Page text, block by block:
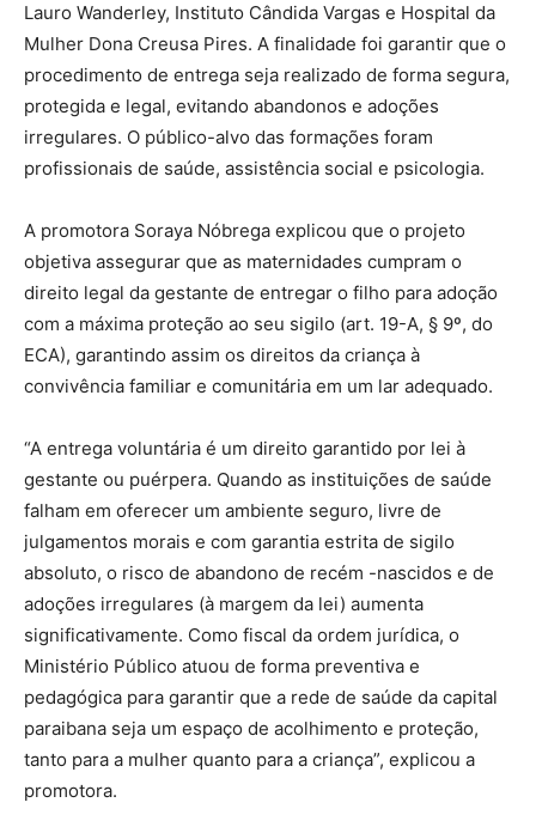
Lauro Wanderley, Instituto Cândida Vargas e Hospital da
Mulher Dona Creusa Pires. A finalidade foi garantir que o
procedimento de entrega seja realizado de forma segura,
protegida e legal, evitando abandonos e adoções
irregulares. O público-alvo das formações foram
profissionais de saúde, assistência social e psicologia.
A promotora Soraya Nóbrega explicou que o projeto
objetiva assegurar que as maternidades cumpram o
direito legal da gestante de entregar o filho para adoção
com a máxima proteção ao seu sigilo (art. 19-A, § 9º, do
ECA), garantindo assim os direitos da criança à
convivência familiar e comunitária em um lar adequado.
“A entrega voluntária é um direito garantido por lei à
gestante ou puérpera. Quando as instituições de saúde
falham em oferecer um ambiente seguro, livre de
julgamentos morais e com garantia estrita de sigilo
absoluto, o risco de abandono de recém -nascidos e de
adoções irregulares (à margem da lei) aumenta
significativamente. Como fiscal da ordem jurídica, o
Ministério Público atuou de forma preventiva e
pedagógica para garantir que a rede de saúde da capital
paraibana seja um espaço de acolhimento e proteção,
tanto para a mulher quanto para a criança”, explicou a
promotora.